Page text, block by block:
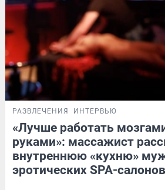
РАЗВЛЕЧЕНИЯ ИНТЕРВЬЮ
«Лучше работать
руками»: массажист
внутреннюю «кухню»
эротических SPA-салонов